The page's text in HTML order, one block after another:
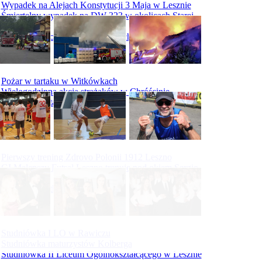
Wypadek na Alejach Konstytucji 3 Maja w Lesznie
Śmiertelny wypadek na DW 323 w okolicach Starej
Góry
Wypadek na obwodnicy Święciechowy
Pożar w tartaku w Witkówkach
Wielogodzinna akcja strażaków w Chróścinie
Pożar hali tartaku w Racocie
Studniówka II Liceum Ogólnokształcącego w Lesznie